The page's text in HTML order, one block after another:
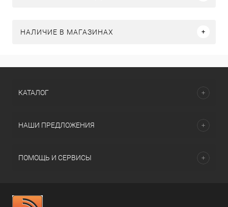
НАЛИЧИЕ В МАГАЗИНАХ
КАТАЛОГ
НАШИ ПРЕДЛОЖЕНИЯ
ПОМОЩЬ И СЕРВИСЫ